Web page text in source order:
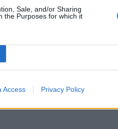
Sale, and/or Sharing
the Purposes for which it
Access Privacy Policy
που απαιτούν